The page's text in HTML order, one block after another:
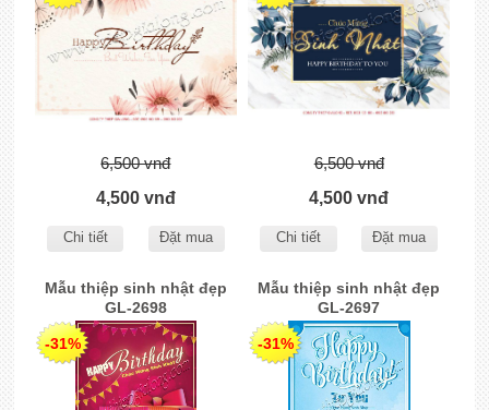
6,500 vnđ
4,500 vnđ
Chi tiết Đặt mua
6,500 vnđ
4,500 vnđ
Chi tiết Đặt mua
Mẫu thiệp sinh nhật đẹp
GL-2698
-31%
Mẫu thiệp sinh nhật đẹp
GL-2697
-31%